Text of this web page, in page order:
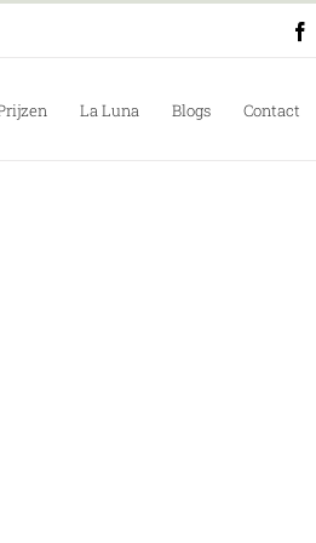
La Luna Blogs Contact